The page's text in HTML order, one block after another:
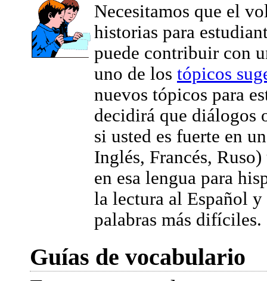
Necesitamos que el
historias para
puede contribuir con
uno de los tópicos
nuevos tópicos para
decidirá que diálogos
si usted es fuerte en
Inglés, Francés,
en esa lengua para
la lectura al Español
palabras más difíciles.
Guías de vocabulario